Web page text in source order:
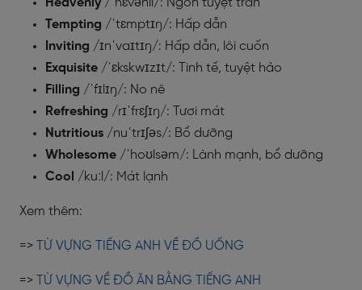
Heavenly /ˈhɛvənli/: Ngon tuyệt trần
Tempting /ˈtɛmptɪŋ/: Hấp dẫn
Inviting /ɪnˈvaɪtɪŋ/: Hấp dẫn, lôi cuốn
Exquisite /ˈɛkskwɪzɪt/: Tinh tế, tuyệt hảo
Filling /ˈfɪlɪŋ/: No nê
Refreshing /rɪˈfrɛʃɪŋ/: Tươi mát
Nutritious /nuˈtrɪʃəs/: Bổ dưỡng
Wholesome /ˈhoʊlsəm/: Lành mạnh, bổ dưỡng
Cool /kuːl/: Mát lạnh
Xem thêm:
=> TỪ VỰNG TIẾNG ANH VỀ ĐỒ UỐNG
=> TỪ VỰNG VỀ ĐỒ ĂN BẰNG TIẾNG ANH